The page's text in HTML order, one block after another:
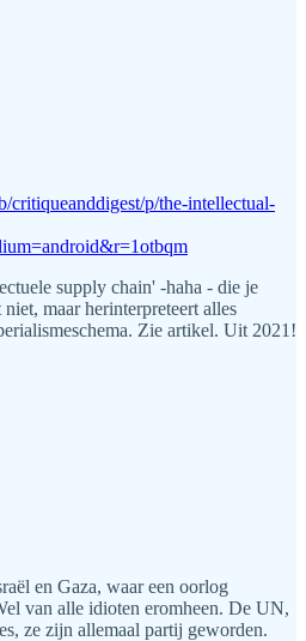
critiqueanddigest/p/the-intellectual-
supply chain' -haha - die je
maar herinterpreteert alles
Zie artikel. Uit 2021!
en Gaza, waar een oorlog
van alle idioten eromheen. De UN,
ze zijn allemaal partij geworden.